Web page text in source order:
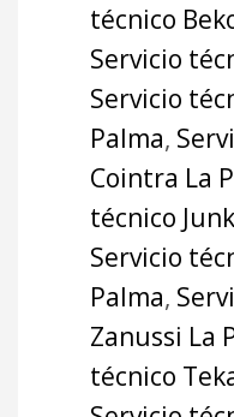
técnico
Servicio
Servicio
Palma,
Cointra La
técnico
Servicio
Palma,
Zanussi La
técnico